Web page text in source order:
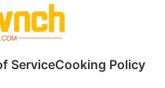
ServiceCooking Policy